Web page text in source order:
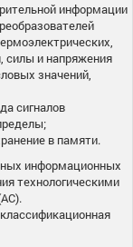
информации
силы и напряжения
значений,
сигналов
в памяти.
информационных
технологическими